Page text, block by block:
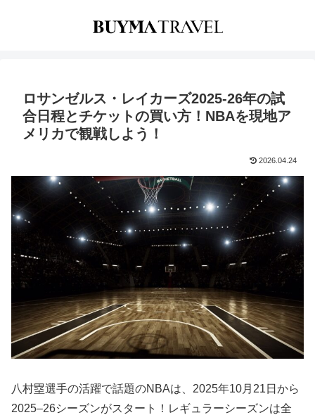
ロサンゼルス・レイカーズ2025-26年の試
合日程とチケットの買い方！NBAを現地ア
メリカで観戦しよう！
2026.04.24
八村塁選手の活躍で話題のNBAは、2025年10月21日から
2025–26シーズンがスタート！レギュラーシーズンは全